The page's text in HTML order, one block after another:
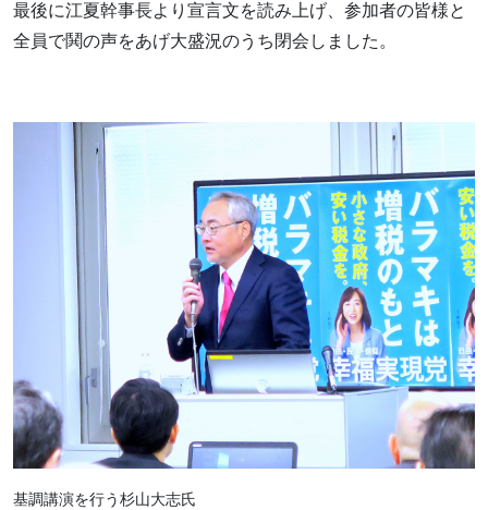
最後に江夏幹事長より宣言文を読み上げ、参加者の皆様と
全員で鬨の声をあげ大盛況のうち閉会しました。
基調講演を行う杉山大志氏